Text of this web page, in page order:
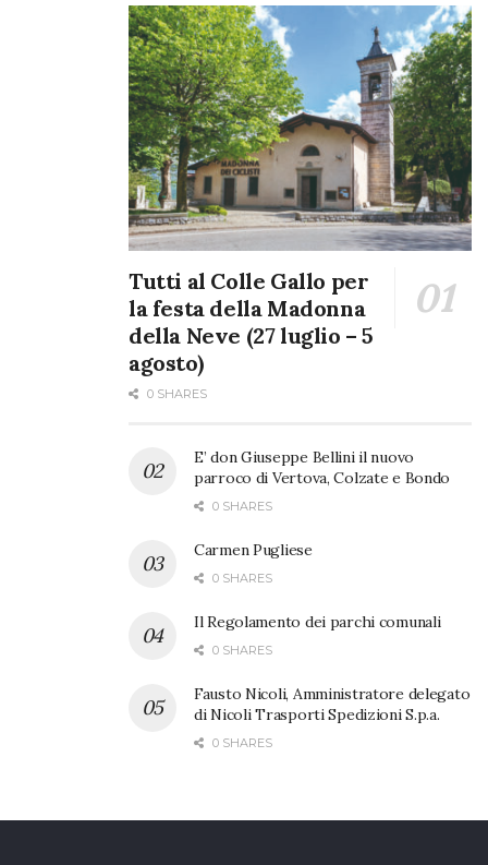
Tutti al Colle Gallo per
la festa della Madonna
della Neve (27 luglio – 5
agosto)
0 SHARES
E’ don Giuseppe Bellini il nuovo
parroco di Vertova, Colzate e Bondo
0 SHARES
Carmen Pugliese
0 SHARES
Il Regolamento dei parchi comunali
0 SHARES
Fausto Nicoli, Amministratore delegato
di Nicoli Trasporti Spedizioni S.p.a.
0 SHARES